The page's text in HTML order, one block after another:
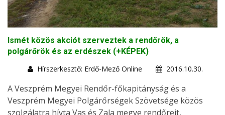
Ismét közös akciót szerveztek a rendőrök, a
polgárőrök és az erdészek (+KÉPEK)
Hírszerkesztő: Erdő-Mező Online
2016.10.30.
A Veszprém Megyei Rendőr-főkapitányság és a
Veszprém Megyei Polgárőrségek Szövetsége közös
szolgálatra hívta Vas és Zala megye rendőreit,